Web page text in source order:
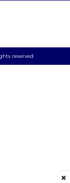
reserved
×